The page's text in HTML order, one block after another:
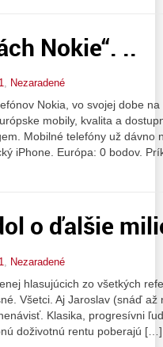
Nokie“. ..
, Nezaradené
Nokia, vo svojej dobe
mobily, kvalita a
Mobilné telefóny už dávno
iPhone. Európa: 0 bodov.
o ďalšie
Nezaradené
hlasujúcich zo všetkých
Všetci. Aj Jaroslav (snáď
Klasika, progresívni
doživotnú rentu poberajú […]